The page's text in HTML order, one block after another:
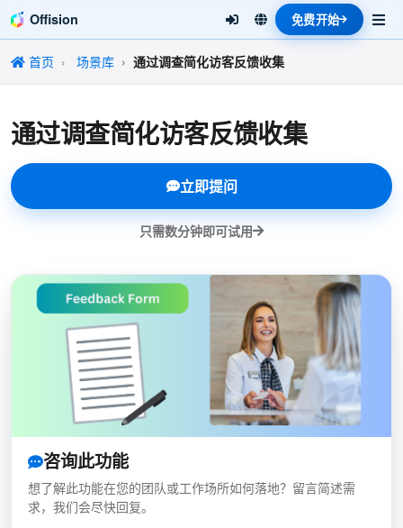
Offision 免费开始
首页 场景库 通过调查简化访客反馈收集
通过调查简化访客反馈收集
立即提问
只需数分钟即可试用
咨询此功能
想了解此功能在您的团队或工作场所如何落地？留言简述需
求，我们会尽快回复。